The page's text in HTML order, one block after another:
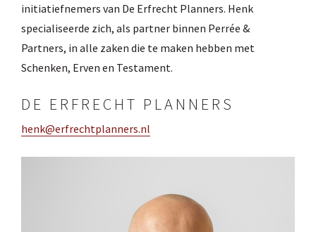
initiatiefnemers van De Erfrecht Planners. Henk
specialiseerde zich, als partner binnen Perrée &
Partners, in alle zaken die te maken hebben met
Schenken, Erven en Testament.
DE ERFRECHT PLANNERS
henk@erfrechtplanners.nl